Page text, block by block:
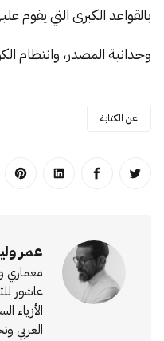
بالقواعد الكبرى التي يقوم
وحدانية المصدر، وانتظام
عن الكتابة
انشر على تويترانشر على الفيسبوك
انشر على
عمر
معماري
عاشور
الأزياء
العربي